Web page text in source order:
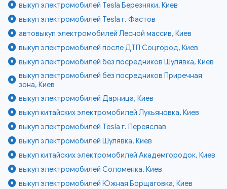
выкуп электромобилей Tesla Березняки, Киев
выкуп электромобилей Tesla г. Фастов
автовыкуп электромобилей Лесной массив, Киев
выкуп электромобилей после ДТП Соцгород, Киев
выкуп электромобилей без посредников Шулявка, Киев
выкуп электромобилей без посредников Приречная
зона, Киев
выкуп электромобилей Дарница, Киев
выкуп китайских электромобилей Лукьяновка, Киев
выкуп электромобилей Tesla г. Переяслав
выкуп электромобилей Шулявка, Киев
выкуп китайских электромобилей Академгородок, Киев
выкуп электромобилей Соломенка, Киев
выкуп электромобилей Южная Борщаговка, Киев